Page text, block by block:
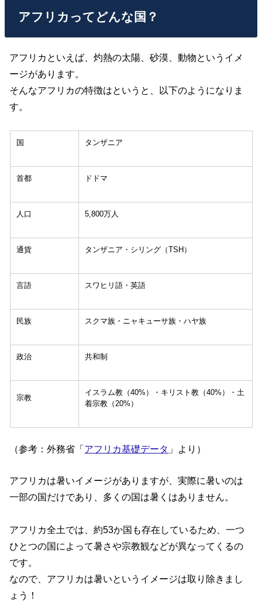
アフリカってどんな国？
アフリカといえば、灼熱の太陽、砂漠、動物というイメ
ージがあります。
そんなアフリカの特徴はというと、以下のようになりま
す。
国 タンザニア
首都 ドドマ
人口 5,800万人
通貨 タンザニア・シリング（TSH）
言語 スワヒリ語・英語
民族 スクマ族・ニャキューサ族・ハヤ族
政治 共和制
宗教
イスラム教（40%）・キリスト教（40%）・土
着宗教（20%）
（参考：外務省「アフリカ基礎データ 」より）
アフリカは暑いイメージがありますが、実際に暑いのは
一部の国だけであり、多くの国は暑くはありません。
アフリカ全土では、約53か国も存在しているため、一つ
ひとつの国によって暑さや宗教観などが異なってくるの
です。
なので、アフリカは暑いというイメージは取り除きまし
ょう！